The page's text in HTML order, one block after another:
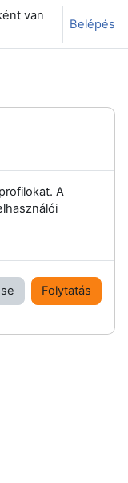
van
Belépés
A
Folytatás